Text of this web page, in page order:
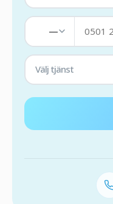
—
Välj tjänst